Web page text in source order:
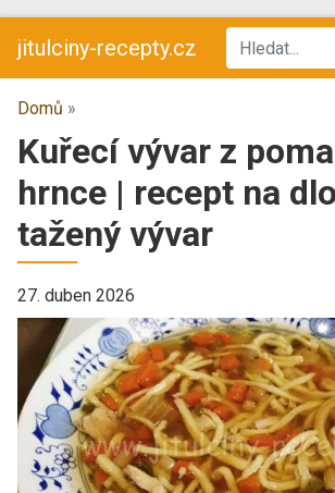
jitulciny-recepty.cz
Domů »
Kuřecí vývar z
hrnce | recept na
tažený vývar
27. duben 2026